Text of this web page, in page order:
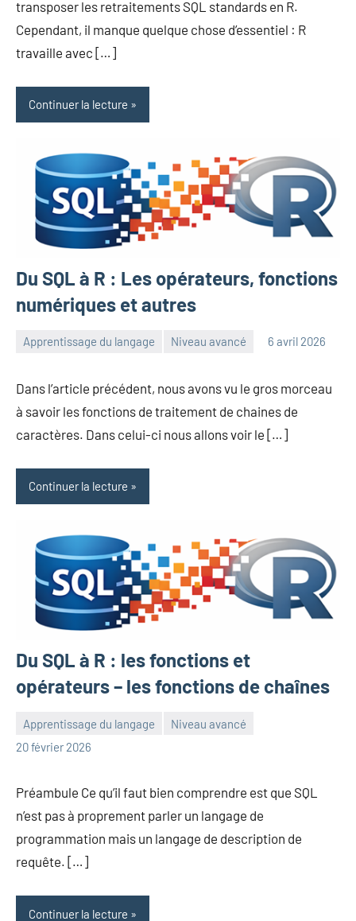
transposer les retraitements SQL standards en R.
Cependant, il manque quelque chose d’essentiel : R
travaille avec […]
Continuer la lecture
Du SQL à R : Les opérateurs, fonctions
numériques et autres
Apprentissage du langage Niveau avancé 6 avril 2026
Frédéric
Dans l’article précédent, nous avons vu le gros morceau
à savoir les fonctions de traitement de chaines de
caractères. Dans celui-ci nous allons voir le […]
Continuer la lecture
Du SQL à R : les fonctions et
opérateurs – les fonctions de chaînes
Apprentissage du langage
Niveau avancé
20 février 2026
Frédéric
Aucun
Préambule Ce qu’il faut bien comprendre est que SQL
n’est pas à proprement parler un langage de
programmation mais un langage de description de
requête. […]
Continuer la lecture